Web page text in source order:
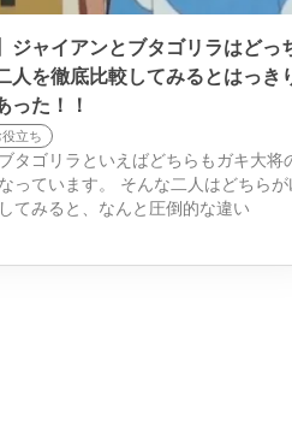
ジャイアンとブタゴリラはどっ
人を徹底比較してみるとはっき
った！！
役立ち
タゴリラといえばどちらもガキ大将
っています。 そんな二人はどちらが
てみると、なんと圧倒的な違い